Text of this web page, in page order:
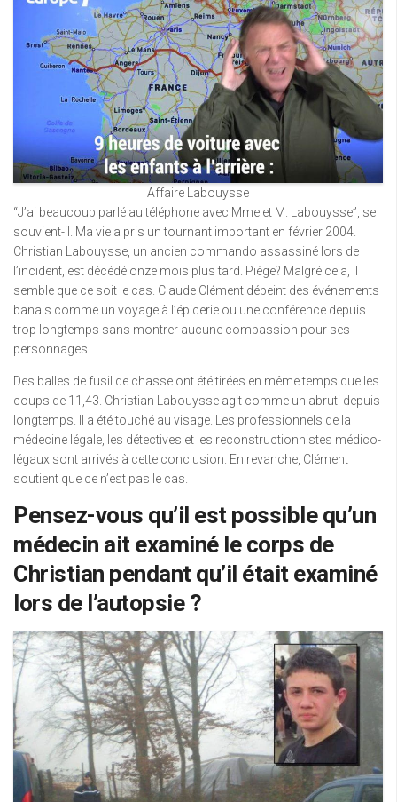
Affaire Labouysse
“J’ai beaucoup parlé au téléphone avec Mme et M. Labouysse”, se
souvient-il. Ma vie a pris un tournant important en février 2004.
Christian Labouysse, un ancien commando assassiné lors de
l’incident, est décédé onze mois plus tard. Piège? Malgré cela, il
semble que ce soit le cas. Claude Clément dépeint des événements
banals comme un voyage à l’épicerie ou une conférence depuis
trop longtemps sans montrer aucune compassion pour ses
personnages.
Des balles de fusil de chasse ont été tirées en même temps que les
coups de 11,43. Christian Labouysse agit comme un abruti depuis
longtemps. Il a été touché au visage. Les professionnels de la
médecine légale, les détectives et les reconstructionnistes médico-
légaux sont arrivés à cette conclusion. En revanche, Clément
soutient que ce n’est pas le cas.
Pensez-vous qu’il est possible qu’un
médecin ait examiné le corps de
Christian pendant qu’il était examiné
lors de l’autopsie ?